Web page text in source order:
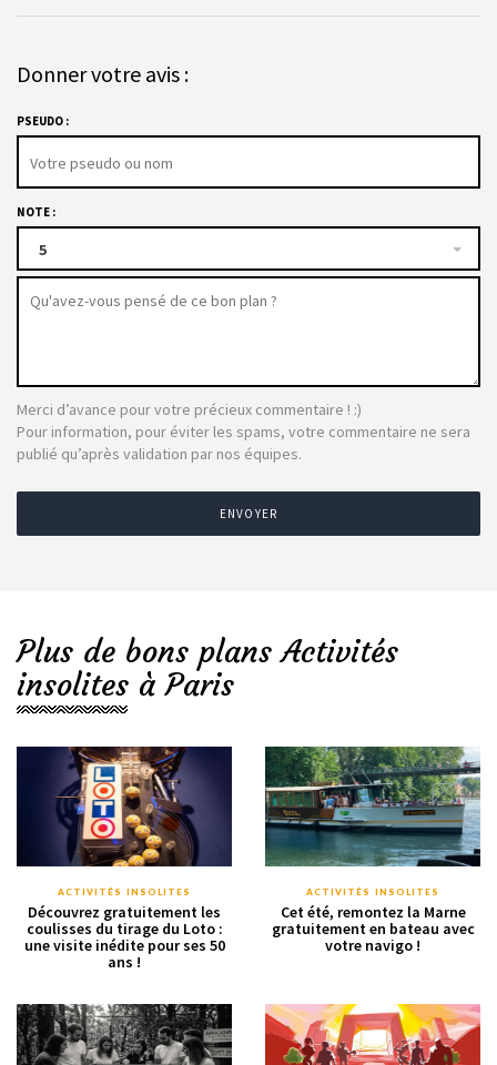
Donner votre avis :
PSEUDO :
NOTE :
5
Merci d’avance pour votre précieux commentaire ! :)
Pour information, pour éviter les spams, votre commentaire ne sera
publié qu’après validation par nos équipes.
ENVOYER
Plus de bons plans Activités
insolites à Paris
ACTIVITÉS INSOLITES
Découvrez gratuitement les
coulisses du tirage du Loto :
une visite inédite pour ses 50
ans !
ACTIVITÉS INSOLITES
Cet été, remontez la Marne
gratuitement en bateau avec
votre navigo !